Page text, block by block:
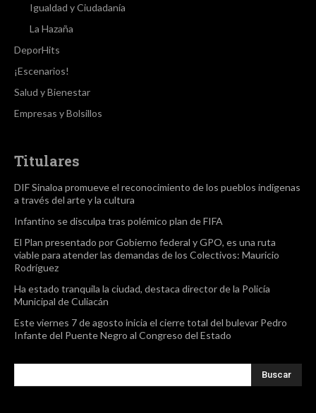
Igualdad y Ciudadanía
La Hazaña
DeporHits
¡Escenarios!
Salud y Bienestar
Empresas y Bolsillos
Titulares
DIF Sinaloa promueve el reconocimiento de los pueblos indígenas
a través del arte y la cultura
Infantino se disculpa tras polémico plan de FIFA
El Plan presentado por Gobierno federal y GPO, es una ruta
viable para atender las demandas de los Colectivos: Mauricio
Rodríguez
Ha estado tranquila la ciudad, destaca director de la Policía
Municipal de Culiacán
Este viernes 7 de agosto inicia el cierre total del bulevar Pedro
Infante del Puente Negro al Congreso del Estado
Buscar